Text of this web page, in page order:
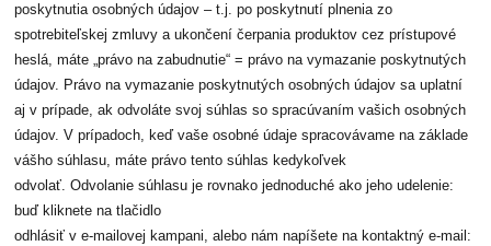
poskytnutia osobných údajov – t.j. po poskytnutí plnenia zo
spotrebiteľskej zmluvy a ukončení čerpania produktov cez prístupové
heslá, máte „právo na zabudnutie“ = právo na vymazanie poskytnutých
údajov. Právo na vymazanie poskytnutých osobných údajov sa uplatní
aj v prípade, ak odvoláte svoj súhlas so spracúvaním vašich osobných
údajov. V prípadoch, keď vaše osobné údaje spracovávame na základe
vášho súhlasu, máte právo tento súhlas kedykoľvek
odvolať. Odvolanie súhlasu je rovnako jednoduché ako jeho udelenie:
buď kliknete na tlačidlo
odhlásiť v e-mailovej kampani, alebo nám napíšete na kontaktný e-mail: